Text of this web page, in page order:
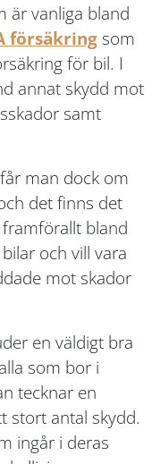
är vanliga bland
försäkring som
för bil. I
annat skydd mot
samt
man dock om
det finns det
bland
och vill vara
mot skador
en väldigt bra
som bor i
tecknar en
stort antal skydd.
ingår i deras